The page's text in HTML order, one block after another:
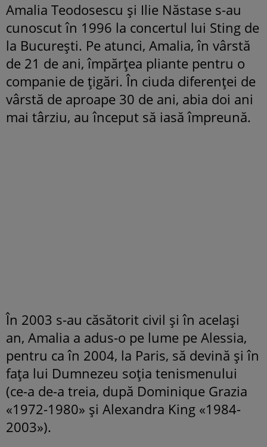
Amalia Teodosescu şi Ilie Năstase s-au
cunoscut în 1996 la concertul lui Sting de
la Bucureşti. Pe atunci, Amalia, în vârstă
de 21 de ani, împărţea pliante pentru o
companie de ţigări. În ciuda diferenţei de
vârstă de aproape 30 de ani, abia doi ani
mai târziu, au început să iasă împreună.
În 2003 s-au căsătorit civil şi în acelaşi
an, Amalia a adus-o pe lume pe Alessia,
pentru ca în 2004, la Paris, să devină şi în
faţa lui Dumnezeu soţia tenismenului
(ce-a de-a treia, după Dominique Grazia
«1972-1980» şi Alexandra King «1984-
2003»).